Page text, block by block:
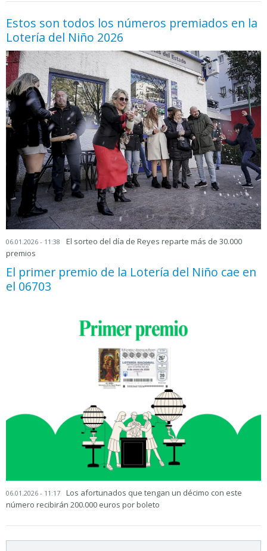
Estos son todos los números premiados en la
Lotería del Niño 2026
06.01.2026 - 11:38
El sorteo del día de Reyes reparte más de 30.000
premios
El primer premio de la Lotería del Niño cae en
el 06703
06.01.2026 - 11:17
Los afortunados que tengan un décimo con este
número recibirán 200.000 euros por boleto